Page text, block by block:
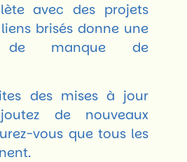
avec des projets
brisés donne une
de manque de
des mises à jour
de nouveaux
vous que tous les